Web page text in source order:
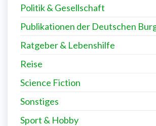
Politik & Gesellschaft
Publikationen der Deutschen
Ratgeber & Lebenshilfe
Reise
Science Fiction
Sonstiges
Sport & Hobby